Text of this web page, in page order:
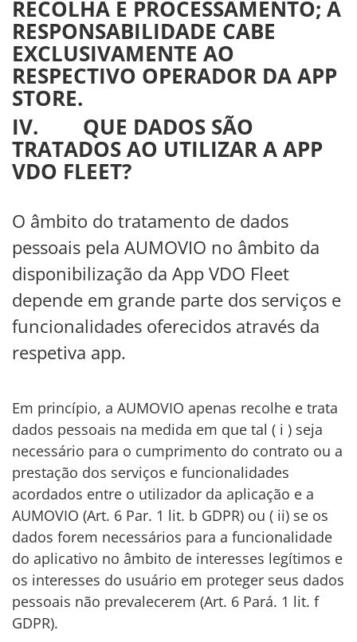
RECOLHA E PROCESSAMENTO; A
RESPONSABILIDADE CABE
EXCLUSIVAMENTE AO
RESPECTIVO OPERADOR DA APP
STORE.
IV. QUE DADOS SÃO
TRATADOS AO UTILIZAR A APP
VDO FLEET?
O âmbito do tratamento de dados
pessoais pela AUMOVIO no âmbito da
disponibilização da App VDO Fleet
depende em grande parte dos serviços e
funcionalidades oferecidos através da
respetiva app.
Em princípio, a AUMOVIO apenas recolhe e trata
dados pessoais na medida em que tal ( i ) seja
necessário para o cumprimento do contrato ou a
prestação dos serviços e funcionalidades
acordados entre o utilizador da aplicação e a
AUMOVIO (Art. 6 Par. 1 lit. b GDPR) ou ( ii) se os
dados forem necessários para a funcionalidade
do aplicativo no âmbito de interesses legítimos e
os interesses do usuário em proteger seus dados
pessoais não prevalecerem (Art. 6 Pará. 1 lit. f
GDPR).